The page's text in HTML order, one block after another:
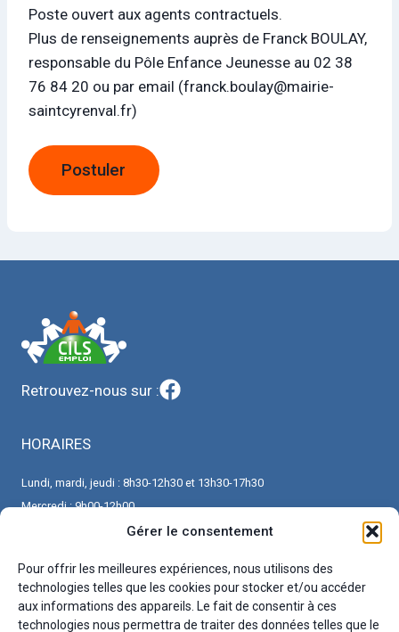
Gérer le consentement
Pour offrir les meilleures expériences, nous utilisons des
technologies telles que les cookies pour stocker et/ou accéder
aux informations des appareils. Le fait de consentir à ces
technologies nous permettra de traiter des données telles que le
Poste ouvert aux agents contractuels.
Plus de renseignements auprès de Franck BOULAY,
responsable du Pôle Enfance Jeunesse au 02 38
76 84 20 ou par email (franck.boulay@mairie-
saintcyrenval.fr)
Retrouvez-nous sur :
HORAIRES
Lundi, mardi, jeudi : 8h30-12h30 et 13h30-17h30
Mercredi : 9h00-12h00
Vendredi : 8h30-12h30 et 13h30-16h30
CONTACT
Véronique Jurion, conseillère en insertion professionnelle